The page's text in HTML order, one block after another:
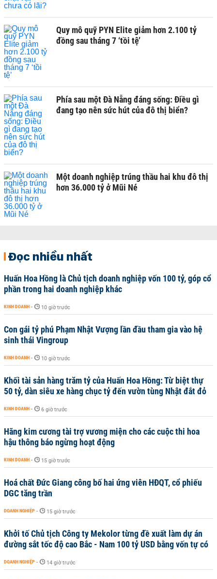
Quy mô quỹ PYN Elite giảm hơn 2.100 tỷ
đồng sau tháng 7 ‘tồi tệ’
Phía sau một Đà Nẵng đáng sống: Điều gì
đang tạo nên sức hút của đô thị biển?
Một doanh nghiệp trúng thầu hai khu đô thị
hơn 36.000 tỷ ở Mũi Né
Đọc nhiều nhất
Huấn Hoa Hồng là Chủ tịch doanh nghiệp vốn 100 tỷ, góp cổ
phần trong hai doanh nghiệp khác
KINH DOANH - 10 giờ trước
Con gái tỷ phú Phạm Nhật Vượng lần đầu tham gia vào hệ
sinh thái Vingroup
KINH DOANH - 10 giờ trước
Khối tài sản hàng trăm tỷ của Huấn Hoa Hồng: Từ biệt thự
50 tỷ, dàn siêu xe hàng chục tỷ đến vườn tùng Nhật đắt đỏ
KINH DOANH - 6 giờ trước
Hãng kim cương tài trợ vương miện cho các cuộc thi hoa
hậu thông báo ngừng hoạt động
KINH DOANH - 15 giờ trước
Hoá chất Đức Giang công bố hai ứng viên HĐQT, cổ phiếu
DGC tăng trần
DOANH NGHIỆP - 15 giờ trước
Khởi tố Chủ tịch Công ty Mekolor từng đề xuất làm dự án
đường sắt tốc độ cao Bắc - Nam 100 tỷ USD bằng vốn tự có
DOANH NGHIỆP - 14 giờ trước